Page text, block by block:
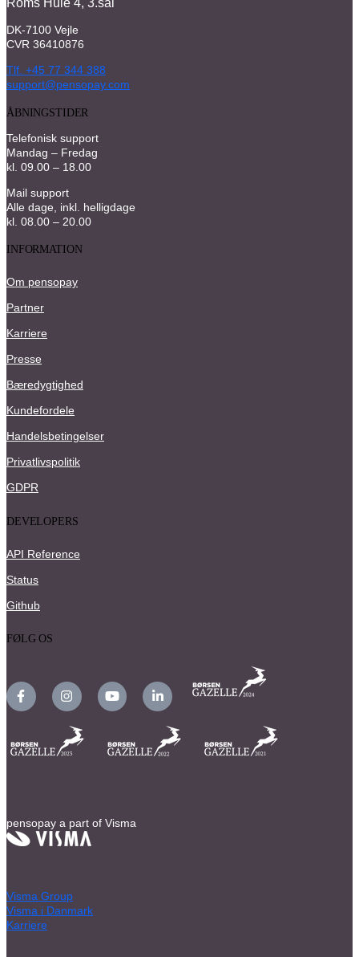
Roms Hule 4, 3.sal
DK-7100 Vejle
CVR 36410876
Tlf. +45 77 344 388
support@pensopay.com
ÅBNINGSTIDER
Telefonisk support
Mandag – Fredag
kl. 09.00 – 18.00
Mail support
Alle dage, inkl. helligdage
kl. 08.00 – 20.00
INFORMATION
Om pensopay
Partner
Karriere
Presse
Bæredygtighed
Kundefordele
Handelsbetingelser
Privatlivspolitik
GDPR
DEVELOPERS
API Reference
Status
Github
FØLG OS
pensopay a part of Visma
Visma Group
Visma i Danmark
Karriere